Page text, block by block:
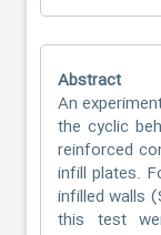
Abstract
An
the cyclic
reinforced
infill plates.
infilled walls
this test